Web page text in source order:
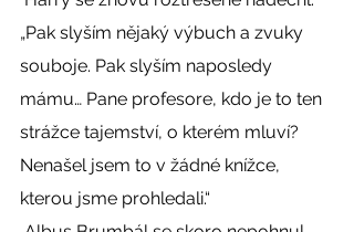
„Pak slyším nějaký výbuch a zvuky
souboje. Pak slyším naposledy
mámu… Pane profesore, kdo je to ten
strážce tajemství, o kterém mluví?
Nenašel jsem to v žádné knížce,
kterou jsme prohledali.“